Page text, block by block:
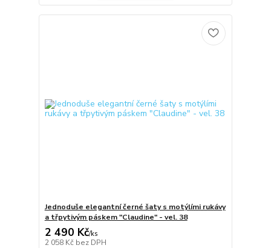
Jednoduše elegantní černé šaty s motýlími rukávy
a třpytivým páskem "Claudine" - vel. 38
2 490 Kč/ks
2 058 Kč bez DPH